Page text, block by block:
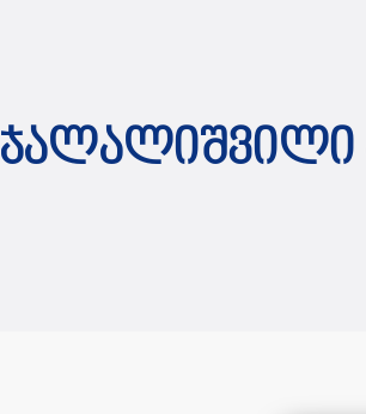
Ჯალალიშვილი